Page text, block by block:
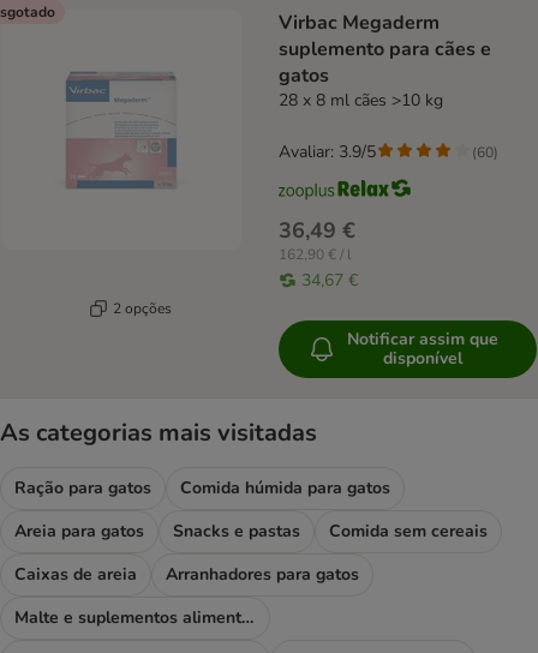
2 opções
Virbac Megaderm
suplemento para cães e
gatos
28 x 8 ml cães >10 kg
36,49 €
162,90 € / l
34,67 €
Avaliar: 3.9/5 (60)
Notificar assim que
disponível
As categorias mais visitadas
Ração para gatos
Comida húmida para gatos
Areia para gatos
Snacks e pastas
Comida sem cereais
Caixas de areia
Arranhadores para gatos
Malte e suplementos alimentares